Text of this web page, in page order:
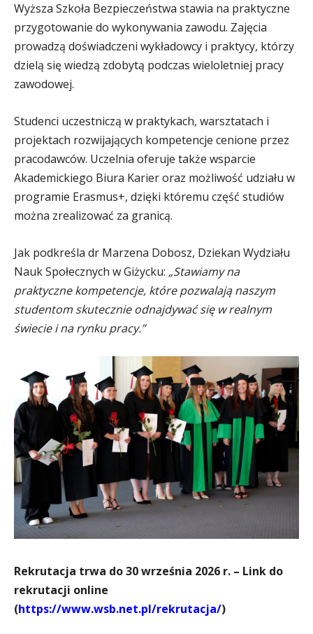
Wyższa Szkoła Bezpieczeństwa stawia na praktyczne
przygotowanie do wykonywania zawodu. Zajęcia
prowadzą doświadczeni wykładowcy i praktycy, którzy
dzielą się wiedzą zdobytą podczas wieloletniej pracy
zawodowej.
Studenci uczestniczą w praktykach, warsztatach i
projektach rozwijających kompetencje cenione przez
pracodawców. Uczelnia oferuje także wsparcie
Akademickiego Biura Karier oraz możliwość udziału w
programie Erasmus+, dzięki któremu część studiów
można zrealizować za granicą.
Jak podkreśla dr Marzena Dobosz, Dziekan Wydziału
Nauk Społecznych w Giżycku: „Stawiamy na
praktyczne kompetencje, które pozwalają naszym
studentom skutecznie odnajdywać się w realnym
świecie i na rynku pracy.”
Rekrutacja trwa do 30 września 2026 r. – Link do
rekrutacji online
(https://www.wsb.net.pl/rekrutacja/)